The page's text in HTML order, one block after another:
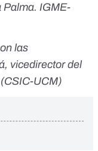
Palma. IGME-
las
vicedirector del
UCM)